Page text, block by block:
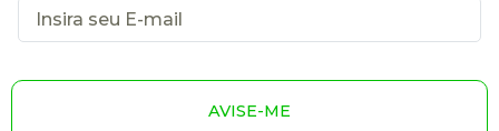
AVISE-ME